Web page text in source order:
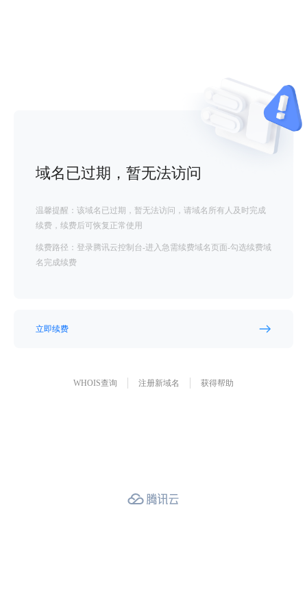
域名已过期，暂无法访问
温馨提醒：该域名已过期，暂无法访问，请域名所有人及时完成
续费，续费后可恢复正常使用
续费路径：登录腾讯云控制台-进入急需续费域名页面-勾选续费域
名完成续费
立即续费
WHOIS查询 注册新域名 获得帮助